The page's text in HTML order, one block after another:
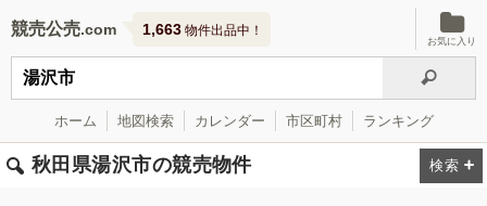
競売公売 1,663 物件出品中！
お気に入り
ホーム 地図検索 カレンダー 市区町村 ランキング
秋田県湯沢市の競売物件